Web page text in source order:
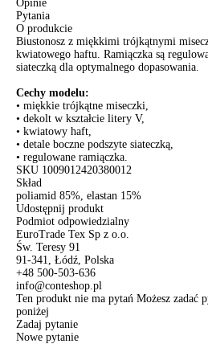
Opinie
Pytania
O produkcie
Biustonosz z miękkimi trójkątnymi
kwiatowego haftu. Ramiączka są
siateczką dla optymalnego dopasowania.
Cechy modelu:
• miękkie trójkątne miseczki,
• dekolt w kształcie litery V,
• kwiatowy haft,
• detale boczne podszyte siateczką,
• regulowane ramiączka.
SKU 1009012420380012
Skład
poliamid 85%, elastan 15%
Udostępnij produkt
Podmiot odpowiedzialny
EuroTrade Tex Sp z o.o.
Św. Teresy 91
91-341, Łódź, Polska
+48 500-503-636
info@conteshop.pl
Ten produkt nie ma pytań Możesz zadać
poniżej
Zadaj pytanie
Nowe pytanie